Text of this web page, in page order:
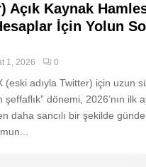
Açık Kaynak
İçin Yolun
1, 2026 0
(eski adıyla Twitter) için uzun
dönemi, 2026’nın ilk
daha sancılı bir şekilde